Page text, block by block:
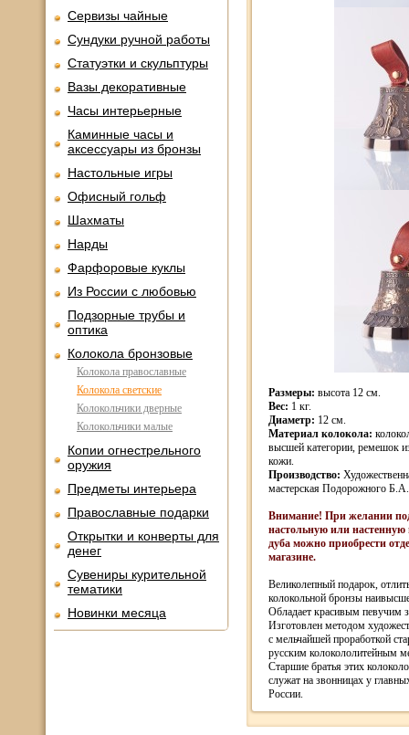
Сервизы чайные
Сундуки ручной работы
Статуэтки и скульптуры
Вазы декоративные
Часы интерьерные
Каминные часы и
аксессуары из бронзы
Настольные игры
Офисный гольф
Шахматы
Нарды
Фарфоровые куклы
Из России с любовью
Подзорные трубы и
оптика
Колокола бронзовые
Колокола православные
Колокола светские
Колокольчики дверные
Колокольчики малые
Копии огнестрельного
оружия
Предметы интерьера
Православные подарки
Открытки и конверты для
денег
Сувениры курительной
тематики
Новинки месяца
Размеры: высота 12 см.
Вес: 1 кг.
Диаметр: 12 см.
Материал колокола:
высшей категории, ремешок
кожи.
Производство:
мастерская Подорожного
Внимание! При желании
настольную или настенную
дуба можно приобрести
магазине.
Великолепный подарок,
колокольной бронзы
Обладает красивым певучим
Изготовлен методом
с мельчайшей проработкой
русским колокололитейным
Старшие братья этих
служат на звонницах у
России.